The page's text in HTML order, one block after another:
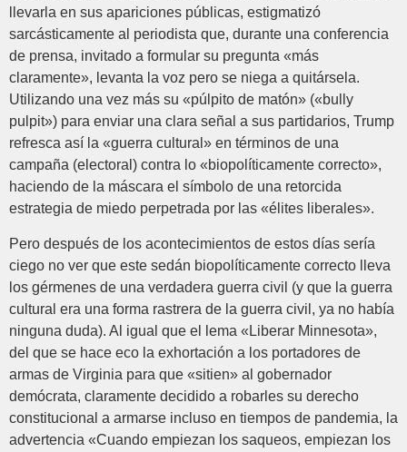
llevarla en sus apariciones públicas, estigmatizó
sarcásticamente al periodista que, durante una conferencia
de prensa, invitado a formular su pregunta «más
claramente», levanta la voz pero se niega a quitársela.
Utilizando una vez más su «púlpito de matón» («bully
pulpit») para enviar una clara señal a sus partidarios, Trump
refresca así la «guerra cultural» en términos de una
campaña (electoral) contra lo «biopolíticamente correcto»,
haciendo de la máscara el símbolo de una retorcida
estrategia de miedo perpetrada por las «élites liberales».
Pero después de los acontecimientos de estos días sería
ciego no ver que este sedán biopolíticamente correcto lleva
los gérmenes de una verdadera guerra civil (y que la guerra
cultural era una forma rastrera de la guerra civil, ya no había
ninguna duda). Al igual que el lema «Liberar Minnesota»,
del que se hace eco la exhortación a los portadores de
armas de Virginia para que «sitien» al gobernador
demócrata, claramente decidido a robarles su derecho
constitucional a armarse incluso en tiempos de pandemia, la
advertencia «Cuando empiezan los saqueos, empiezan los